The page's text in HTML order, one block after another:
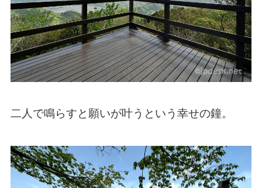
二人で鳴らすと願いが叶うという幸せの鐘。